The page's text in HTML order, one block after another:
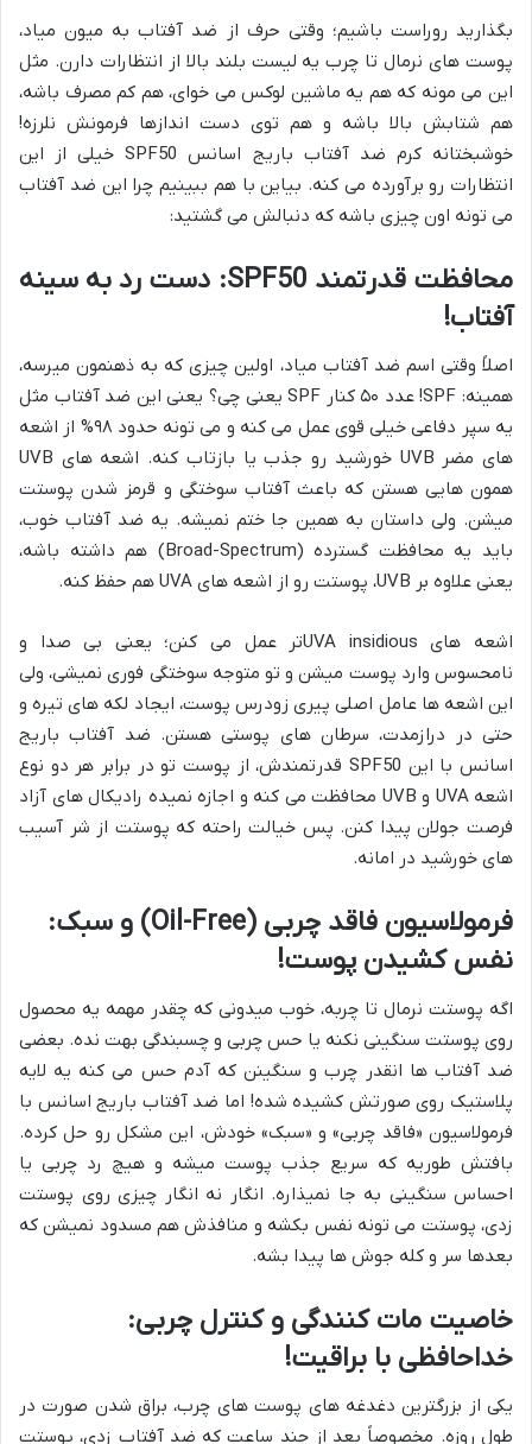
بگذارید روراست باشیم؛ وقتی حرف از ضد آفتاب به میون میاد،
پوست های نرمال تا چرب یه لیست بلند بالا از انتظارات دارن. مثل
این می مونه که هم یه ماشین لوکس می خوای، هم کم مصرف باشه،
هم شتابش بالا باشه و هم توی دست اندازها فرمونش نلرزه!
خوشبختانه کرم ضد آفتاب باریج اسانس SPF50 خیلی از این
انتظارات رو برآورده می کنه. بیاین با هم ببینیم چرا این ضد آفتاب
می تونه اون چیزی باشه که دنبالش می گشتید:
محافظت قدرتمند SPF50: دست رد به سینه
آفتاب!
اصلاً وقتی اسم ضد آفتاب میاد، اولین چیزی که به ذهنمون میرسه،
همینه: SPF! عدد ۵۰ کنار SPF یعنی چی؟ یعنی این ضد آفتاب مثل
یه سپر دفاعی خیلی قوی عمل می کنه و می تونه حدود ۹۸% از اشعه
های مضر UVB خورشید رو جذب یا بازتاب کنه. اشعه های UVB
همون هایی هستن که باعث آفتاب سوختگی و قرمز شدن پوستت
میشن. ولی داستان به همین جا ختم نمیشه. یه ضد آفتاب خوب،
باید یه محافظت گسترده (Broad-Spectrum) هم داشته باشه،
یعنی علاوه بر UVB، پوستت رو از اشعه های UVA هم حفظ کنه.
اشعه های UVA insidiousتر عمل می کنن؛ یعنی بی صدا و
نامحسوس وارد پوست میشن و تو متوجه سوختگی فوری نمیشی، ولی
این اشعه ها عامل اصلی پیری زودرس پوست، ایجاد لکه های تیره و
حتی در درازمدت، سرطان های پوستی هستن. ضد آفتاب باریج
اسانس با این SPF50 قدرتمندش، از پوست تو در برابر هر دو نوع
اشعه UVA و UVB محافظت می کنه و اجازه نمیده رادیکال های آزاد
فرصت جولان پیدا کنن. پس خیالت راحته که پوستت از شر آسیب
های خورشید در امانه.
فرمولاسیون فاقد چربی (Oil-Free)
و سبک:
نفس کشیدن پوست!
اگه پوستت نرمال تا چربه، خوب میدونی که چقدر مهمه یه محصول
روی پوستت سنگینی نکنه یا حس چربی و چسبندگی بهت نده. بعضی
ضد آفتاب ها انقدر چرب و سنگینن که آدم حس می کنه یه لایه
پلاستیک روی صورتش کشیده شده! اما ضد آفتاب باریج اسانس با
فرمولاسیون «فاقد چربی» و «سبک» خودش، این مشکل رو حل کرده.
بافتش طوریه که سریع جذب پوست میشه و هیچ رد چربی یا
احساس سنگینی به جا نمیذاره. انگار نه انگار چیزی روی پوستت
زدی، پوستت می تونه نفس بکشه و منافذش هم مسدود نمیشن که
بعدها سر و کله جوش ها پیدا بشه.
خاصیت مات کنندگی و کنترل چربی:
خداحافظی با براقیت!
یکی از بزرگترین دغدغه های پوست های چرب، براق شدن صورت در
طول روزه. مخصوصاً بعد از چند ساعت که ضد آفتاب زدی، پوستت